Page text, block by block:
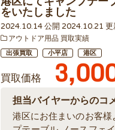
をいたしました
2024.10.14 公開 2024.10.21 更
アウトドア用品 買取実績
出張買取 小平店 港区
買取価格
担当バイヤーからのコ
港区にお住まいのお客